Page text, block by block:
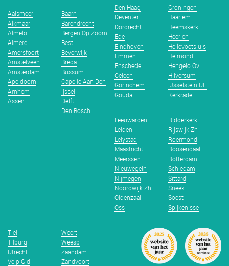
Aalsmeer
Alkmaar
Almelo
Almere
Amersfoort
Amstelveen
Amsterdam
Apeldoorn
Arnhem
Assen
Baarn
Barendrecht
Bergen Op Zoom
Best
Beverwijk
Breda
Bussum
Capelle Aan Den
Ijssel
Delft
Den Bosch
Den Haag
Deventer
Dordrecht
Ede
Eindhoven
Emmen
Enschede
Geleen
Gorinchem
Gouda
Groningen
Haarlem
Heemskerk
Heerlen
Hellevoetsluis
Helmond
Hengelo Ov
Hilversum
IJsselstein Ut.
Kerkrade
Leeuwarden
Leiden
Lelystad
Maastricht
Meerssen
Nieuwegein
Nijmegen
Noordwijk Zh
Oldenzaal
Oss
Ridderkerk
Rijswijk Zh
Roermond
Roosendaal
Rotterdam
Schiedam
Sittard
Sneek
Soest
Spijkenisse
Tiel
Tilburg
Utrecht
Velp Gld
Weert
Weesp
Zaandam
Zandvoort